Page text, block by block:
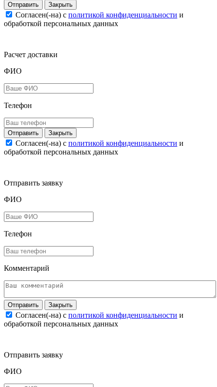
Закрыть
Согласен(-на) c политикой конфиденциальности и
обработкой персональных данных
Расчет доставки
ФИО
Телефон
Закрыть
Согласен(-на) c политикой конфиденциальности и
обработкой персональных данных
Отправить заявку
ФИО
Телефон
Комментарий
Закрыть
Согласен(-на) c политикой конфиденциальности и
обработкой персональных данных
Отправить заявку
ФИО